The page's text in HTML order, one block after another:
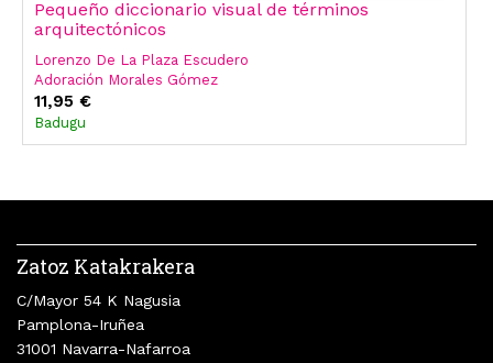
Pequeño diccionario visual de términos
arquitectónicos
Lorenzo De La Plaza Escudero
Adoración Morales Gómez
José María Martínez Murillo
11,95 €
Badugu
Zatoz Katakrakera
C/Mayor 54 K Nagusia
Pamplona-Iruñea
31001 Navarra-Nafarroa